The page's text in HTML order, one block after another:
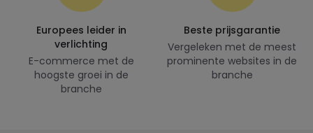
Europees leider in
verlichting
E-commerce met de
hoogste groei in de
branche
Beste prijsgarantie
Vergeleken met de meest
prominente websites in de
branche